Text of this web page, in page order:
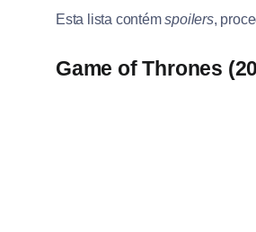
Esta lista contémspoilers,
Game of Thrones